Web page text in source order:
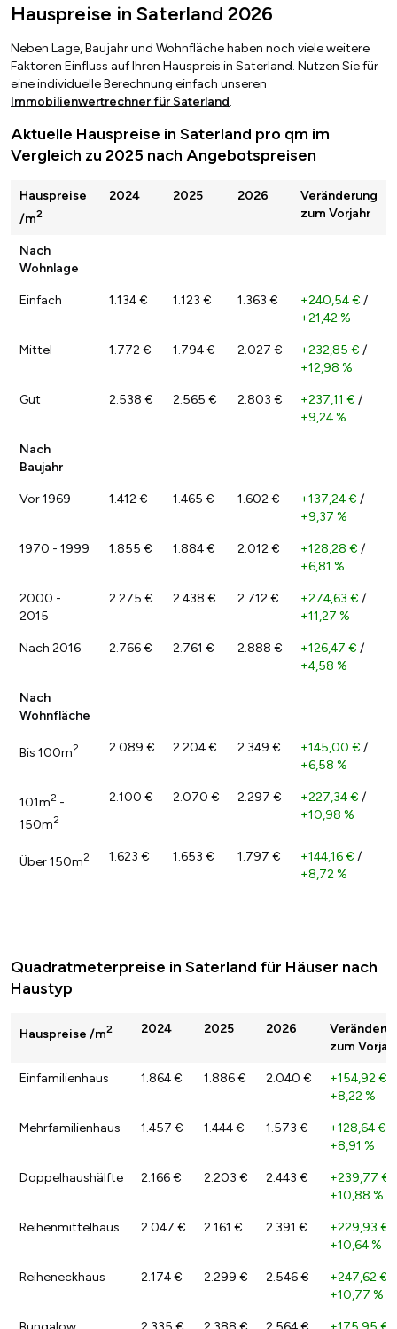
Hauspreise in Saterland 2026
Neben Lage, Baujahr und Wohnfläche haben noch viele weitere
Faktoren Einfluss auf Ihren Hauspreis in Saterland. Nutzen Sie für
eine individuelle Berechnung einfach unseren
Immobilienwertrechner für Saterland.
Aktuelle Hauspreise in Saterland pro qm im
Vergleich zu 2025 nach Angebotspreisen
Hauspreise
/m2
2024 2025 2026
Veränderung
zum Vorjahr
Nach
Wohnlage
Einfach 1.134 € 1.123 € 1.363 € +240,54 € /
+21,42 %
Mittel 1.772 € 1.794 € 2.027 € +232,85 € /
+12,98 %
Gut 2.538 € 2.565 € 2.803 € +237,11 € /
+9,24 %
Nach
Baujahr
Vor 1969 1.412 € 1.465 € 1.602 € +137,24 € /
+9,37 %
1970 - 1999 1.855 € 1.884 € 2.012 € +128,28 € /
+6,81 %
2000 -
2015
2.275 € 2.438 € 2.712 € +274,63 € /
+11,27 %
Nach 2016 2.766 € 2.761 € 2.888 € +126,47 € /
+4,58 %
Nach
Wohnfläche
Bis 100m2 2.089 € 2.204 € 2.349 € +145,00 € /
+6,58 %
101m2 -
150m2
2.100 € 2.070 € 2.297 € +227,34 € /
+10,98 %
Über 150m2 1.623 € 1.653 € 1.797 € +144,16 € /
+8,72 %
Quadratmeterpreise in Saterland für Häuser nach
Haustyp
Hauspreise /m2 2024 2025 2026
zum
Einfamilienhaus 1.864 € 1.886 € 2.040 € +154,92 €
+8,22 %
Mehrfamilienhaus 1.457 € 1.444 € 1.573 € +128,64 €
+8,91 %
Doppelhaushälfte 2.166 € 2.203 € 2.443 € +239,77 €
+10,88 %
Reihenmittelhaus 2.047 € 2.161 € 2.391 € +229,93 €
+10,64 %
Reiheneckhaus 2.174 € 2.299 € 2.546 € +247,62 €
+10,77 %